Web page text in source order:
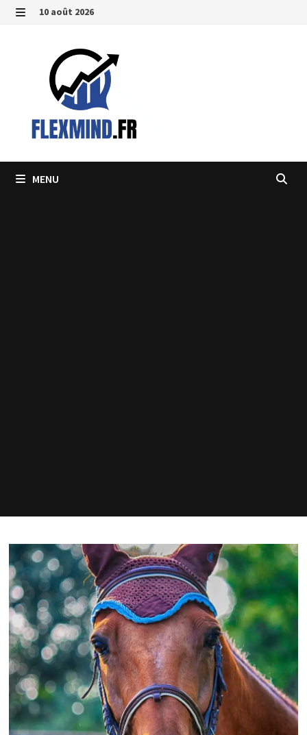
Passer
10 août 2026
MENU